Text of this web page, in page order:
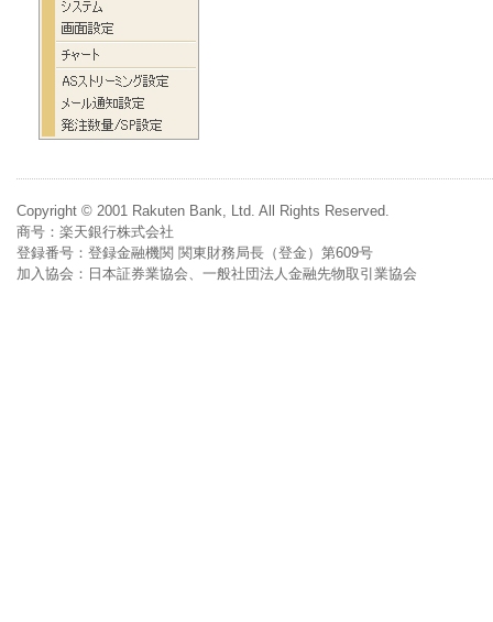
Copyright © 2001 Rakuten Bank, Ltd. All Rights Reserved.
商号：楽天銀行株式会社
登録番号：登録金融機関 関東財務局長（登金）第609号
加入協会：日本証券業協会、一般社団法人金融先物取引業協会